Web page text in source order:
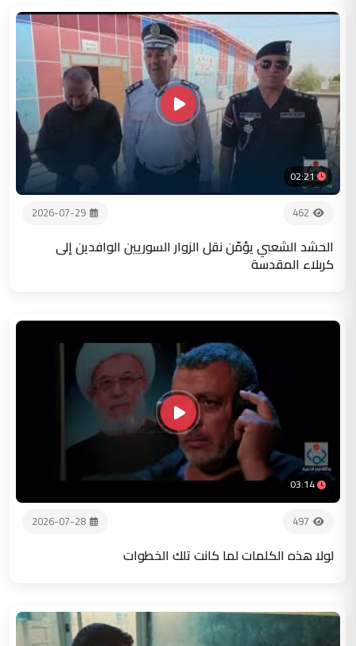
02:21
462
2026-07-29
الحشد الشعبي يؤمّن نقل الزوار السوريين الوافدين إلى
كربلاء المقدسة
03:14
497
2026-07-28
لولا هذه الكلمات لما كانت تلك الخطوات